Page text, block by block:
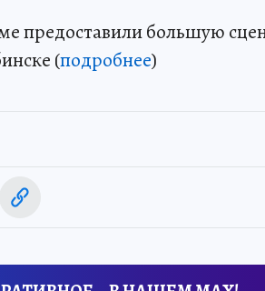
предоставили большую
(подробнее)